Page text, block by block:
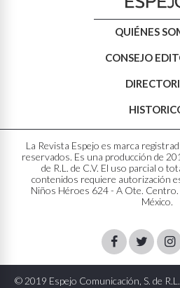
QUIÉNES
CONSEJO
La Revista Espejo es marca
reservados. Es una producción de
de R.L. de C.V. El uso parcial o
contenidos requiere autorización
Niños Héroes 624 - A Ote. Centro.
México.
FacebookTwitter
© 2019 Espejo Comunicación, S. de